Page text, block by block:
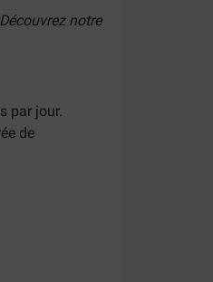
notre
par jour.
de